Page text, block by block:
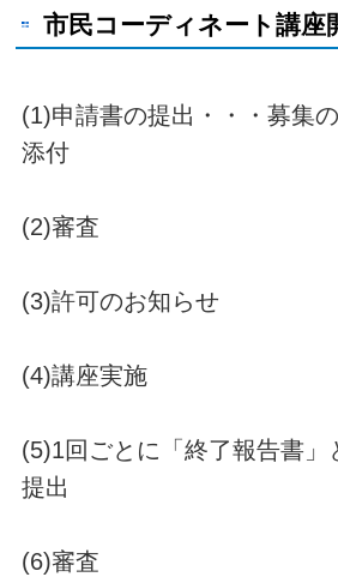
市民コーディネート講座
(1)申請書の提出・・・募集
添付
(2)審査
(3)許可のお知らせ
(4)講座実施
(5)1回ごとに「終了報告書」
提出
(6)審査